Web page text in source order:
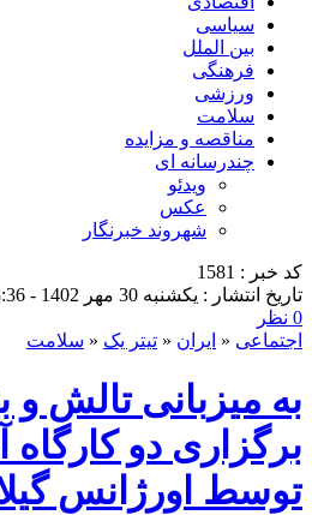
سیاسی
بین الملل
فرهنگی
ورزشی
سلامت
مناقصه و مزایده
چندرسانه ای
ویدئو
عکس
شهروند خبرنگار
کد خبر : 1581
تاریخ انتشار : یکشنبه 30 مهر 1402 - 13:36
0 نظر
اجتماعی « ایران « تیتر یک « سلامت
به میزبانی تالش و
برگزاری دو
توسط اورژانس